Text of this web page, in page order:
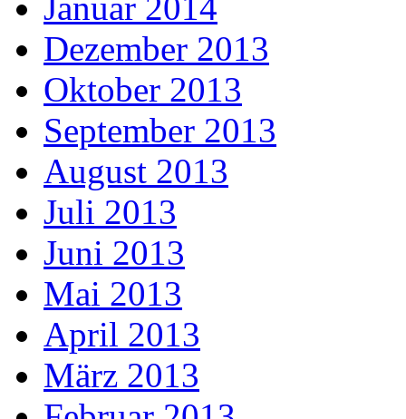
Januar 2014
Dezember 2013
Oktober 2013
September 2013
August 2013
Juli 2013
Juni 2013
Mai 2013
April 2013
März 2013